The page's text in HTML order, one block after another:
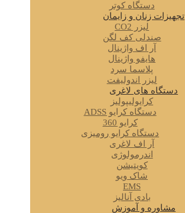
دستگاه کوتر
تجهیزات زنان و زایمان
لیزر CO2
صندلی کف لگن
آر اف واژینال
هایفو واژینال
پلاسما سرد
لیزر اندولیفت
دستگاه های لاغری
کرایولیپولیز
دستگاه کرایو ADSS
کرایو 360
دستگاه کرایو رومیزی
آر اف لاغری
اندرمولوژی
کویتیشن
شاک ویو
EMS
بادی آنالیز
مشاوره و آموزش